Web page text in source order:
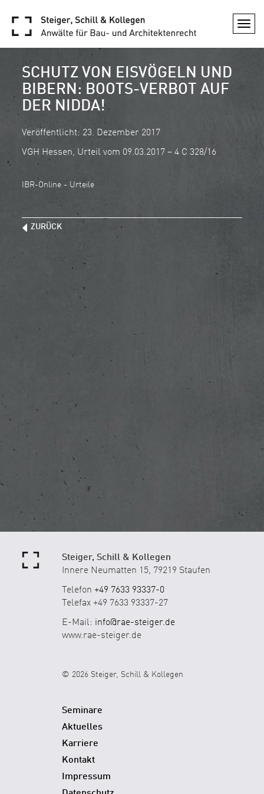
SCHUTZ VON EISVÖGELN UND
BIBERN: BOOTS-VERBOT AUF
DER NIDDA!
Veröffentlicht: 23. Dezember 2017
VGH Hessen, Urteil vom 09.03.2017 – 4 C 328/16
IBR-Online - Urteile
ZURÜCK
Steiger, Schill & Kollegen
Innere Neumatten 15, 79219 Staufen
Telefon +49 7633 93337-0
Telefax +49 7633 93337-27
E-Mail: info@rae-steiger.de
www.rae-steiger.de
© 2026 Steiger, Schill & Kollegen
Seminare
Aktuelles
Karriere
Kontakt
Impressum